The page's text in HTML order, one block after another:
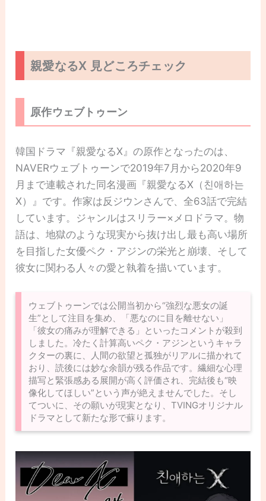
親愛なるX 見どころチェック
原作ウェブトゥーン
韓国ドラマ『親愛なるX』の原作となったのは、
NAVERウェブトゥーンで2019年7月から2020年9
月まで連載された同名漫画『親愛なるX（친애하는
X）』です。作家は反ジウンさんで、全63話で完結
しています。ジャンルはスリラー×メロドラマ。物
語は、地獄のような現実から抜け出し最も高い場所
を目指した女優ペク・アジンの栄光と崩壊、そして
彼女に関わる人々の愛と執着を描いています。
ウェブトゥーンでは公開当初から“強烈な悪女の誕
生”として注目を集め、「悪なのに目を離せない」
「彼女の痛みが理解できる」といったコメントが殺到
しました。冷たく計算高いペク・アジンというキャラ
クターの裏に、人間の欲望と孤独がリアルに描かれて
おり、読後には妙な余韻が残る作品です。繊細な心理
描写と緊張感ある展開が高く評価され、完結後も“映
像化してほしい”という声が絶えませんでした。そし
てついに、その願いが現実となり、TVINGオリジナル
ドラマとして新たな形で蘇ります。